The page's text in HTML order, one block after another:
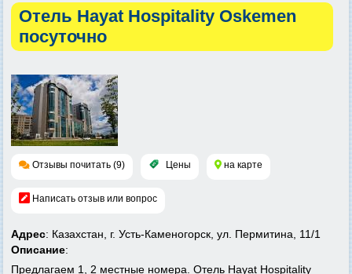
Отель Hayat Hospitality Oskemen
посуточно
Отзывы почитать (9) Цены на карте
Написать отзыв или вопрос
Адрес: Казахстан, г. Усть-Каменогорск, ул. Пермитина, 11/1
Описание:
Предлагаем 1, 2 местные номера. Отель Hayat Hospitality